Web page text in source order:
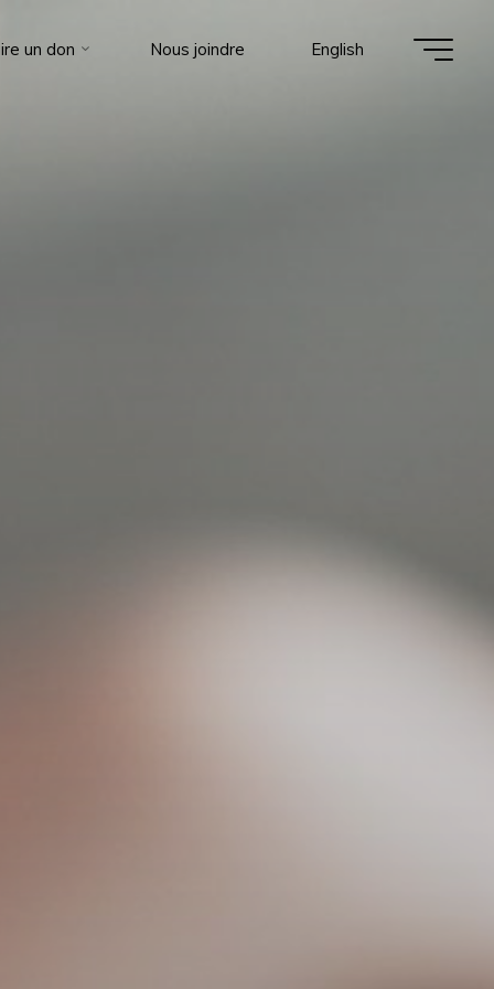
un don Nous joindre English